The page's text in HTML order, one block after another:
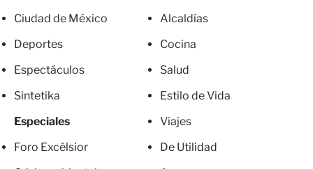
Ciudad de México
Deportes
Espectáculos
Sintetika
Especiales
Foro Excélsior
Alcaldías
Cocina
Salud
Estilo de Vida
Viajes
De Utilidad